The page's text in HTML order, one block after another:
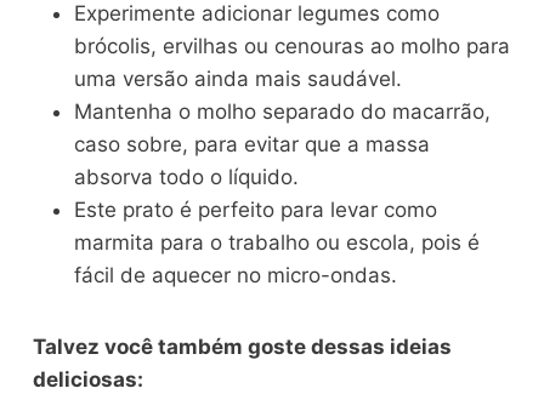
Experimente adicionar legumes como
brócolis, ervilhas ou cenouras ao molho para
uma versão ainda mais saudável.
Mantenha o molho separado do macarrão,
caso sobre, para evitar que a massa
absorva todo o líquido.
Este prato é perfeito para levar como
marmita para o trabalho ou escola, pois é
fácil de aquecer no micro-ondas.
Talvez você também goste dessas ideias
deliciosas: